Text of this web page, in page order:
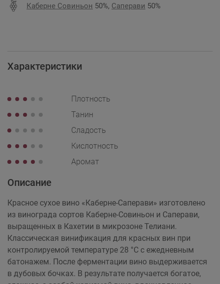
Каберне Совиньон 50%, Саперави 50%
Характеристики
Плотность
Танин
Сладость
Кислотность
Аромат
Описание
Красное сухое вино «Каберне-Саперави» изготовлено
из винограда сортов Каберне-Совиньон и Саперави,
выращенных в Кахетии в микрозоне Телиани.
Классическая винификация для красных вин при
контролируемой температуре 28 °C с ежедневным
батонажем. После ферментации вино выдерживается
в дубовых бочках. В результате получается богатое,